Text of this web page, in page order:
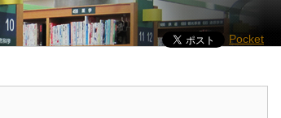
Pocket